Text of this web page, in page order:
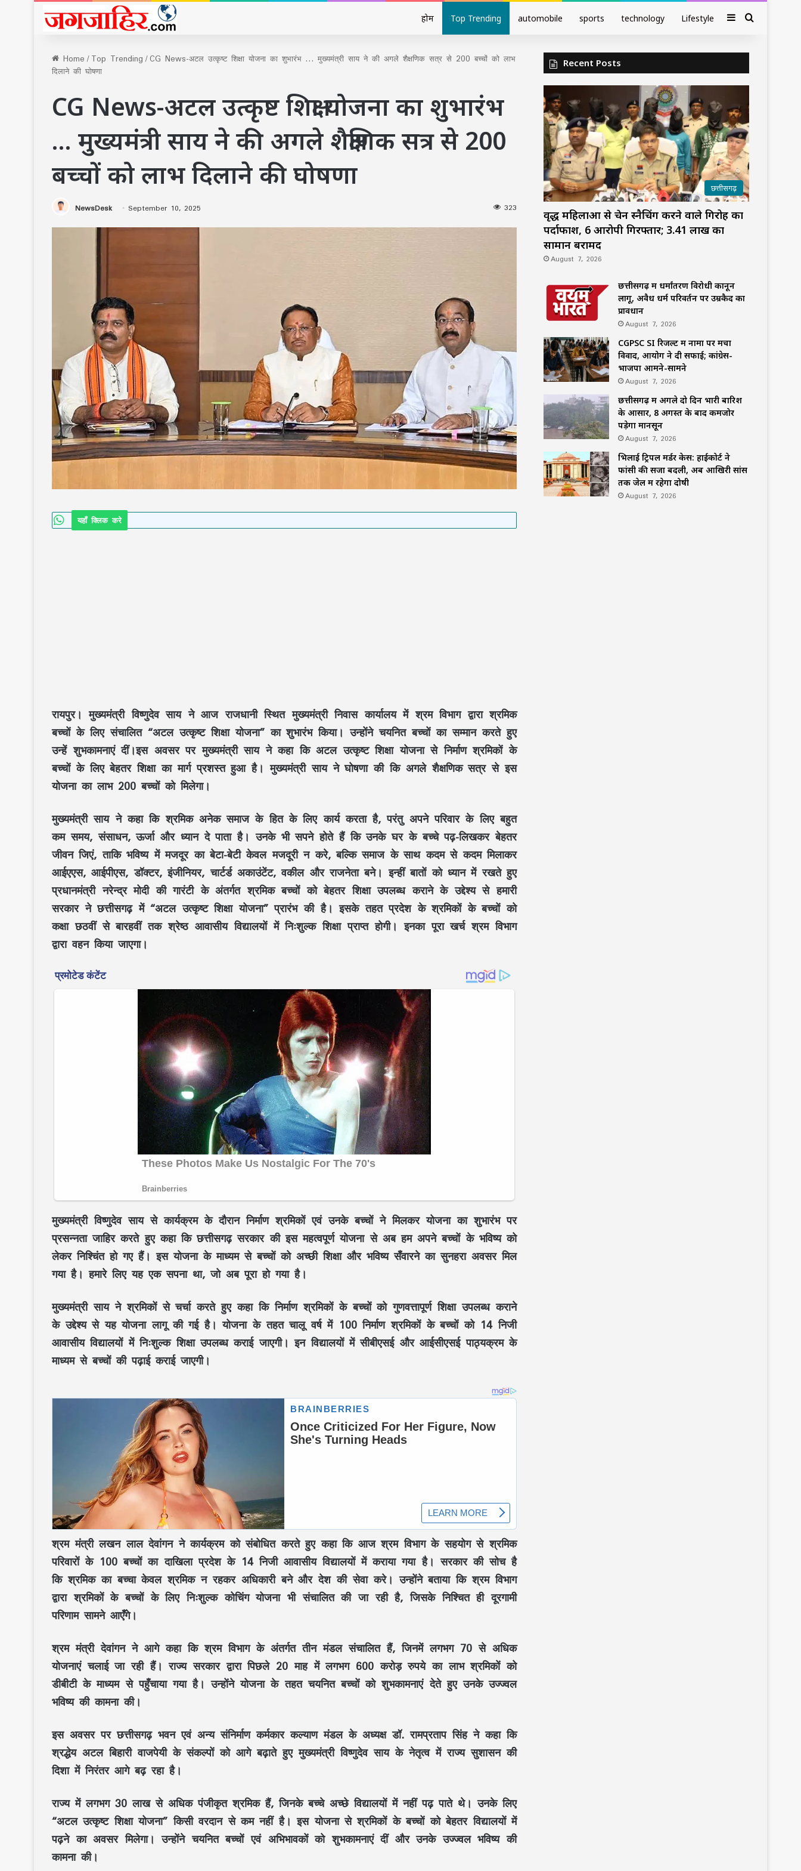
होम Top Trending automobile sports technology Lifestyle SidebarSearch
Home/Top Trending/CG News-अटल उत्कृष्ट शिक्षा योजना का शुभारंभ … मुख्यमंत्री साय ने की अगले शैक्षणिक सत्र से 200 बच्चों को लाभ
दिलाने की घोषणा
CG News-अटल उत्कृष्ट शिक्षा योजना का शुभारंभ
… मुख्यमंत्री साय ने की अगले शैक्षणिक सत्र से 200
बच्चों को लाभ दिलाने की घोषणा
NewsDesk September 10, 2025 323
यहाँ क्लिक करे
रायपुर। मुख्यमंत्री विष्णुदेव साय ने आज राजधानी स्थित मुख्यमंत्री निवास कार्यालय में श्रम विभाग द्वारा श्रमिक
बच्चों के लिए संचालित “अटल उत्कृष्ट शिक्षा योजना” का शुभारंभ किया। उन्होंने चयनित बच्चों का सम्मान करते हुए
उन्हें शुभकामनाएं दीं।इस अवसर पर मुख्यमंत्री साय ने कहा कि अटल उत्कृष्ट शिक्षा योजना से निर्माण श्रमिकों के
बच्चों के लिए बेहतर शिक्षा का मार्ग प्रशस्त हुआ है। मुख्यमंत्री साय ने घोषणा की कि अगले शैक्षणिक सत्र से इस
योजना का लाभ 200 बच्चों को मिलेगा।
मुख्यमंत्री साय ने कहा कि श्रमिक अनेक समाज के हित के लिए कार्य करता है, परंतु अपने परिवार के लिए बहुत
कम समय, संसाधन, ऊर्जा और ध्यान दे पाता है। उनके भी सपने होते हैं कि उनके घर के बच्चे पढ़-लिखकर बेहतर
जीवन जिएं, ताकि भविष्य में मजदूर का बेटा-बेटी केवल मजदूरी न करे, बल्कि समाज के साथ कदम से कदम मिलाकर
आईएएस, आईपीएस, डॉक्टर, इंजीनियर, चार्टर्ड अकाउंटेंट, वकील और राजनेता बने। इन्हीं बातों को ध्यान में रखते हुए
प्रधानमंत्री नरेन्द्र मोदी की गारंटी के अंतर्गत श्रमिक बच्चों को बेहतर शिक्षा उपलब्ध कराने के उद्देश्य से हमारी
सरकार ने छत्तीसगढ़ में “अटल उत्कृष्ट शिक्षा योजना” प्रारंभ की है। इसके तहत प्रदेश के श्रमिकों के बच्चों को
कक्षा छठवीं से बारहवीं तक श्रेष्ठ आवासीय विद्यालयों में निःशुल्क शिक्षा प्राप्त होगी। इनका पूरा खर्च श्रम विभाग
द्वारा वहन किया जाएगा।
मुख्यमंत्री विष्णुदेव साय से कार्यक्रम के दौरान निर्माण श्रमिकों एवं उनके बच्चों ने मिलकर योजना का शुभारंभ पर
प्रसन्नता जाहिर करते हुए कहा कि छत्तीसगढ़ सरकार की इस महत्वपूर्ण योजना से अब हम अपने बच्चों के भविष्य को
लेकर निश्चिंत हो गए हैं। इस योजना के माध्यम से बच्चों को अच्छी शिक्षा और भविष्य सँवारने का सुनहरा अवसर मिल
गया है। हमारे लिए यह एक सपना था, जो अब पूरा हो गया है।
मुख्यमंत्री साय ने श्रमिकों से चर्चा करते हुए कहा कि निर्माण श्रमिकों के बच्चों को गुणवत्तापूर्ण शिक्षा उपलब्ध कराने
के उद्देश्य से यह योजना लागू की गई है। योजना के तहत चालू वर्ष में 100 निर्माण श्रमिकों के बच्चों को 14 निजी
आवासीय विद्यालयों में निःशुल्क शिक्षा उपलब्ध कराई जाएगी। इन विद्यालयों में सीबीएसई और आईसीएसई पाठ्यक्रम के
माध्यम से बच्चों की पढ़ाई कराई जाएगी।
श्रम मंत्री लखन लाल देवांगन ने कार्यक्रम को संबोधित करते हुए कहा कि आज श्रम विभाग के सहयोग से श्रमिक
परिवारों के 100 बच्चों का दाखिला प्रदेश के 14 निजी आवासीय विद्यालयों में कराया गया है। सरकार की सोच है
कि श्रमिक का बच्चा केवल श्रमिक न रहकर अधिकारी बने और देश की सेवा करे। उन्होंने बताया कि श्रम विभाग
द्वारा श्रमिकों के बच्चों के लिए निःशुल्क कोचिंग योजना भी संचालित की जा रही है, जिसके निश्चित ही दूरगामी
परिणाम सामने आएँगे।
श्रम मंत्री देवांगन ने आगे कहा कि श्रम विभाग के अंतर्गत तीन मंडल संचालित हैं, जिनमें लगभग 70 से अधिक
योजनाएं चलाई जा रही हैं। राज्य सरकार द्वारा पिछले 20 माह में लगभग 600 करोड़ रुपये का लाभ श्रमिकों को
डीबीटी के माध्यम से पहुँचाया गया है। उन्होंने योजना के तहत चयनित बच्चों को शुभकामनाएं देते हुए उनके उज्ज्वल
भविष्य की कामना की।
इस अवसर पर छत्तीसगढ़ भवन एवं अन्य संनिर्माण कर्मकार कल्याण मंडल के अध्यक्ष डॉ. रामप्रताप सिंह ने कहा कि
श्रद्धेय अटल बिहारी वाजपेयी के संकल्पों को आगे बढ़ाते हुए मुख्यमंत्री विष्णुदेव साय के नेतृत्व में राज्य सुशासन की
दिशा में निरंतर आगे बढ़ रहा है।
राज्य में लगभग 30 लाख से अधिक पंजीकृत श्रमिक हैं, जिनके बच्चे अच्छे विद्यालयों में नहीं पढ़ पाते थे। उनके लिए
“अटल उत्कृष्ट शिक्षा योजना” किसी वरदान से कम नहीं है। इस योजना से श्रमिकों के बच्चों को बेहतर विद्यालयों में
पढ़ने का अवसर मिलेगा। उन्होंने चयनित बच्चों एवं अभिभावकों को शुभकामनाएं दीं और उनके उज्ज्वल भविष्य की
कामना की।
FD Rates- इन 5 सरकारी बैंकों ने किया FD के
ब्याज दरों में बदलाव
Recent Posts
छत्तीसगढ़
वृद्ध महिलाओं से चेन स्नैचिंग करने वाले गिरोह का
पर्दाफाश, 6 आरोपी गिरफ्तार; 3.41 लाख का
सामान बरामद
August 7, 2026
छत्तीसगढ़ में धर्मांतरण विरोधी कानून
लागू, अवैध धर्म परिवर्तन पर उम्रकैद का
प्रावधान
August 7, 2026
CGPSC SI रिजल्ट में नामों पर मचा
विवाद, आयोग ने दी सफाई; कांग्रेस-
भाजपा आमने-सामने
August 7, 2026
छत्तीसगढ़ में अगले दो दिन भारी बारिश
के आसार, 8 अगस्त के बाद कमजोर
पड़ेगा मानसून
August 7, 2026
भिलाई ट्रिपल मर्डर केस: हाईकोर्ट ने
फांसी की सजा बदली, अब आखिरी सांस
तक जेल में रहेगा दोषी
August 7, 2026